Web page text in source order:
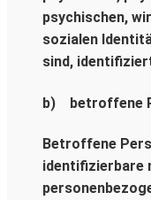
psychischen,
sozialen
sind,
b) betroffene
Betroffene
identifizierbare